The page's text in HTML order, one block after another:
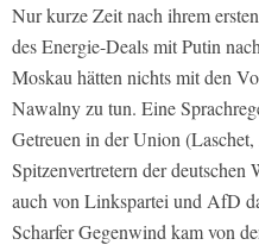
Nur kurze Zeit nach ihrem
des Energie-Deals mit Putin
Moskau hätten nichts mit den
Nawalny zu tun. Eine
Getreuen in der Union
Spitzenvertretern der
auch von Linkspartei und AfD
Scharfer Gegenwind kam von